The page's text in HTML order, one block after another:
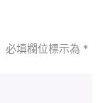
必填欄位標示為 *